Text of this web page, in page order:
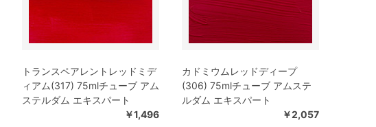
トランスペアレントレッドミデ
ィアム(317) 75mlチューブ アム
ステルダム エキスパート
￥1,496
カドミウムレッドディープ
(306) 75mlチューブ アムステ
ルダム エキスパート
￥2,057